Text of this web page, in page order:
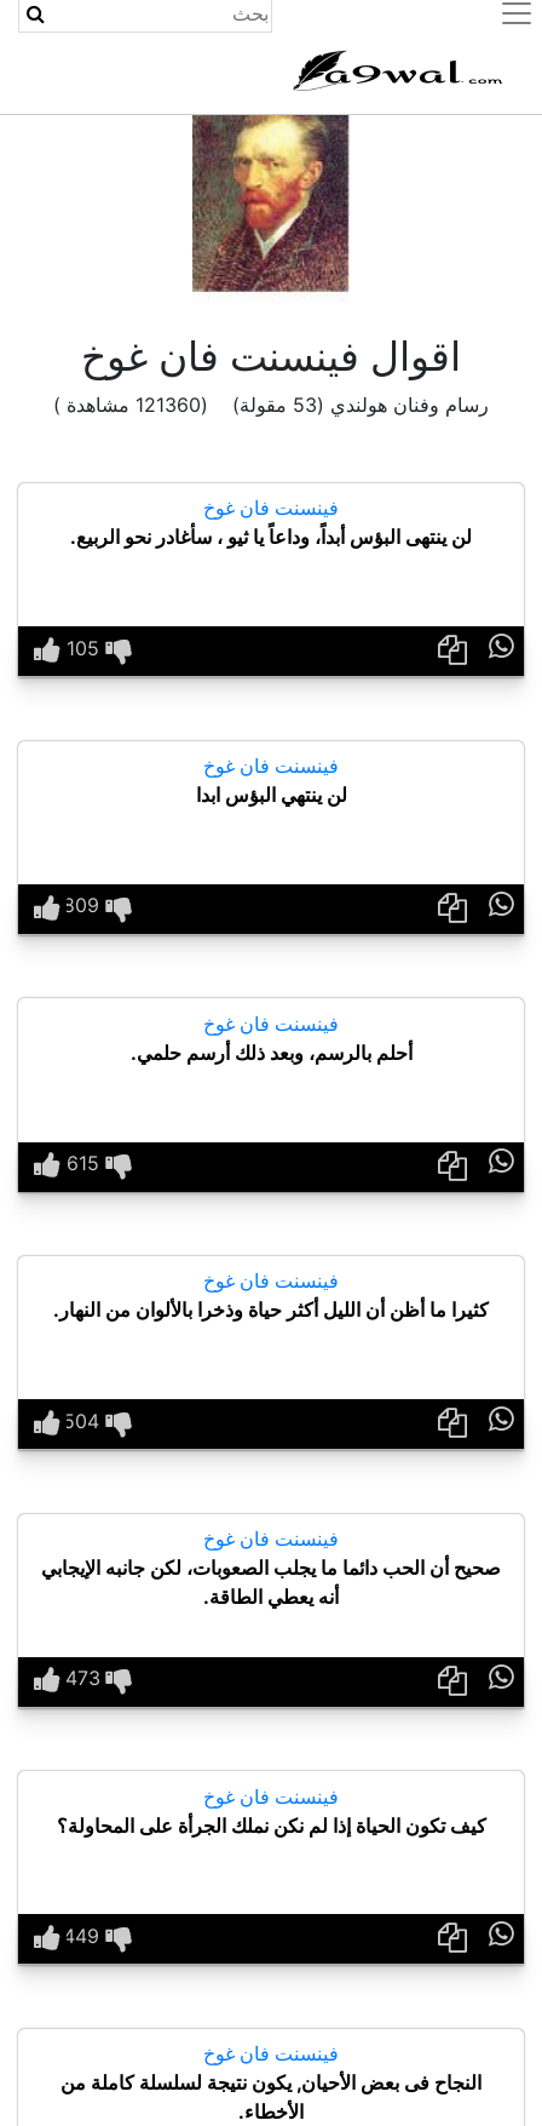
(current)
اقوال فينسنت فان غوخ
رسام وفنان هولندي (53 مقولة) (121360 مشاهدة )
فينسنت فان غوخ
‏لن ينتهى البؤس أبداً، وداعاً يا ثيو ، سأغادر نحو الربيع.

فينسنت فان غوخ
لن ينتهي البؤس ابدا

فينسنت فان غوخ
أحلم بالرسم، وبعد ذلك أرسم حلمي.

فينسنت فان غوخ
كثيرا ما أظن أن الليل أكثر حياة وذخرا بالألوان من النهار.

فينسنت فان غوخ
صحيح أن الحب دائما ما يجلب الصعوبات، لكن جانبه الإيجابي
أنه يعطي الطاقة.

فينسنت فان غوخ
كيف تكون الحياة إذا لم نكن نملك الجرأة على المحاولة؟

فينسنت فان غوخ
النجاح فى بعض الأحيان, يكون نتيجة لسلسلة كاملة من
الأخطاء.